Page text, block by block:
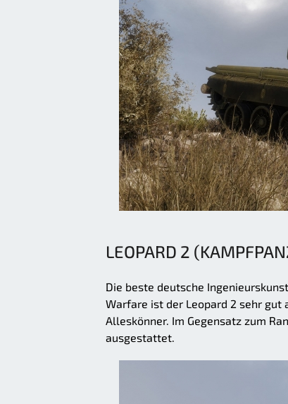
LEOPARD 2
Die beste deutsche
Warfare ist der Leopard 2 sehr gut
Alleskönner. Im Gegensatz zum
ausgestattet.